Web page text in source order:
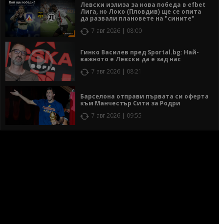
Левски излиза за нова победа в efbet
Лига, но Локо (Пловдив) ще се опита
да развали плановете на "сините"
7 авг 2026 | 08:00
Гинко Василев пред Sportal.bg: Най-
важното е Левски да е зад нас
7 авг 2026 | 08:21
Барселона отправи първата си оферта
към Манчестър Сити за Родри
7 авг 2026 | 09:55